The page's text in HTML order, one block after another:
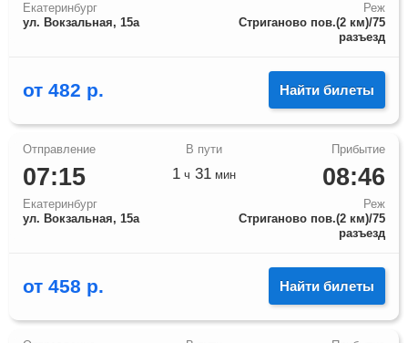
Екатеринбург
ул. Вокзальная, 15а
Реж
Стриганово пов.(2 км)/75
разъезд
от 482 р. Найти билеты
07:15
Екатеринбург
ул. Вокзальная, 15а
08:46
Реж
Стриганово пов.(2 км)/75
разъезд
1 ч 31 мин
от 458 р. Найти билеты